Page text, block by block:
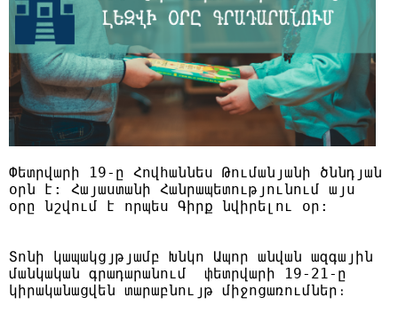
Փետրվարի 19-ը Հովհաննես Թումանյանի ծննդյան
օրն է: Հայաստանի Հանրապետությունում այս
օրը նշվում է որպես Գիրք նվիրելու օր:
Տոնի կապակցյթյամբ Խնկո Ապոր անվան ազգային
մանկական գրադարանում  փետրվարի 19-21-ը
կիրականացվեն տարաբնույթ միջոցառումներ։